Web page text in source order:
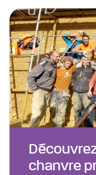
chanvre